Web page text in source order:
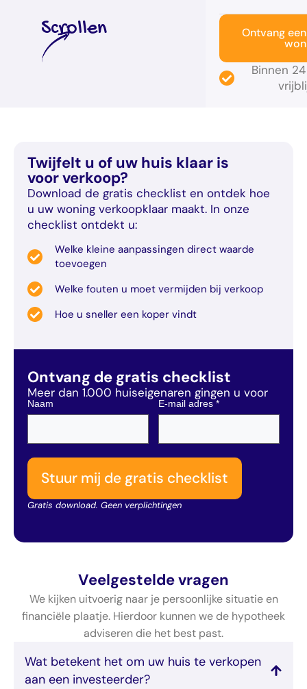
Scrollen Ontvang
Binnen
Twijfelt u of uw huis klaar is
voor verkoop?
Download de gratis checklist en ontdek hoe
u uw woning verkoopklaar maakt. In onze
checklist ontdekt u:
Welke kleine aanpassingen direct waarde
toevoegen
Welke fouten u moet vermijden bij verkoop
Hoe u sneller een koper vindt
Ontvang de gratis checklist
Meer dan 1.000 huiseigenaren gingen u voor
Naam E-mail adres*
Stuur mij de gratis checklist
Gratis download. Geen verplichtingen
Veelgestelde vragen
We kijken uitvoerig naar je persoonlijke situatie en
financiële plaatje. Hierdoor kunnen we de hypotheek
adviseren die het best past.
Wat betekent het om uw huis te verkopen
aan een investeerder?